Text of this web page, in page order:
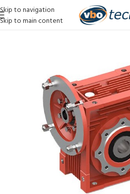
Skip to navigation
Skip to main content